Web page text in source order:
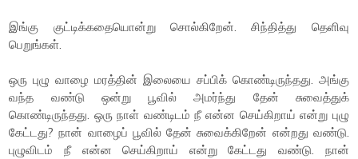
இங்கு குட்டிக்கதையொன்று சொல்கிறேன். சிந்தித்து தெளிவு
பெறுங்கள்.
ஒரு புழு வாழை மரத்தின் இலையை சப்பிக் கொண்டிருந்தது. அங்கு
வந்த வண்டு ஒன்று பூவில் அமர்ந்து தேன் சுவைத்துக்
கொண்டிருந்தது. ஒரு நாள் வண்டிடம் நீ என்ன செய்கிறாய் என்று புழு
கேட்டது? நான் வாழைப் பூவில் தேன் சுவைக்கிறேன் என்றது வண்டு.
புழுவிடம் நீ என்ன செய்கிறாய் என்று கேட்டது வண்டு. நான்